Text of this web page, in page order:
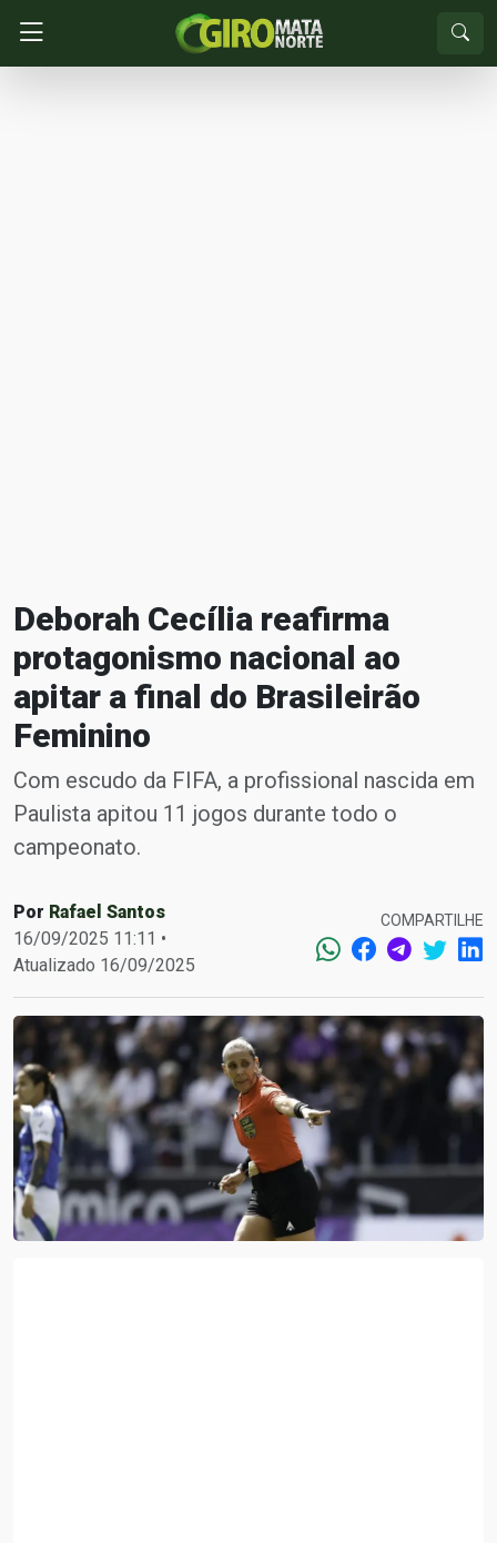
Deborah Cecília reafirma
protagonismo nacional ao
apitar a final do Brasileirão
Feminino
Com escudo da FIFA, a profissional nascida em
Paulista apitou 11 jogos durante todo o
campeonato.
Por Rafael Santos
16/09/2025 11:11 •
Atualizado 16/09/2025
COMPARTILHE